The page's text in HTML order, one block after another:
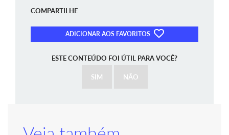
COMPARTILHE
ADICIONAR AOS FAVORITOS
ESTE CONTEÚDO FOI ÚTIL PARA VOCÊ?
SIM NÃO